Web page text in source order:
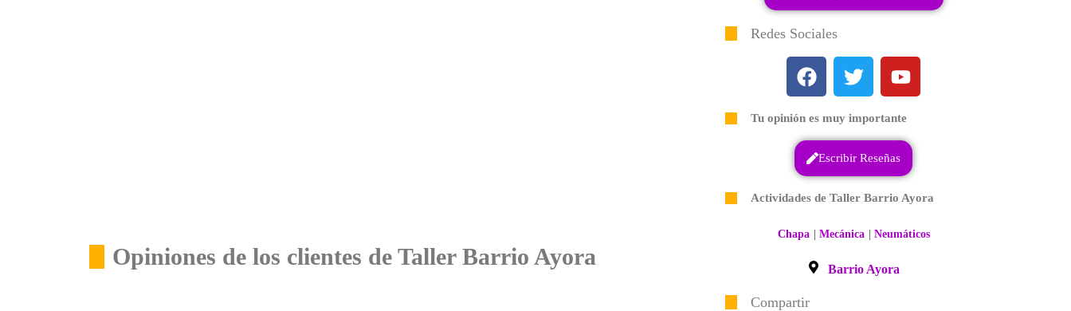
Opiniones de los clientes de Taller Barrio Ayora
Redes Sociales
Tu opinión es muy importante
Escribir Reseñas
Actividades de Taller Barrio Ayora
Chapa | Mecánica | Neumáticos
Barrio Ayora
Compartir